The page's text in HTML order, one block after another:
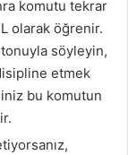
komutu tekrar
olarak öğrenir.
söyleyin,
etmek
bu komutun